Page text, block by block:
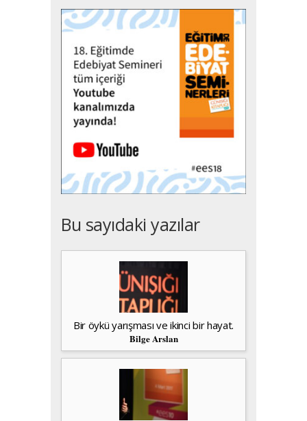
Bu sayıdaki yazılar
Bir öykü yarışması ve ikinci bir hayat.
Bilge Arslan